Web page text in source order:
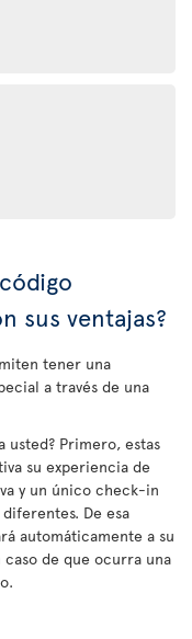
sus ventajas?
tener una
a través de una
usted? Primero, estas
su experiencia de
y un único check-in
De esa
automáticamente a su
de que ocurra una